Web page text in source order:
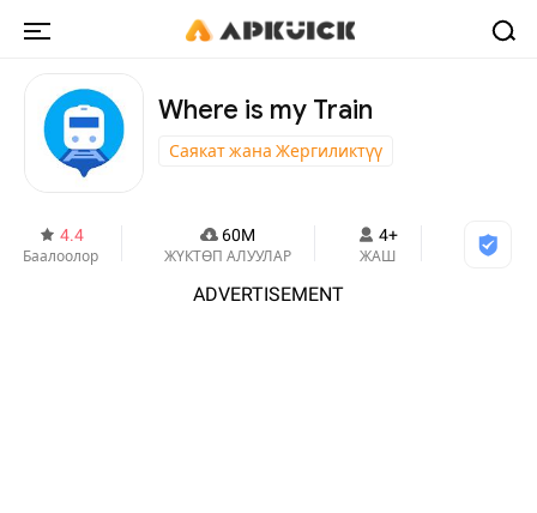
Where is my Train
Саякат жана Жергиликтүү
4.4
Баалоолор
60M
ЖҮКТӨП АЛУУЛАР
4+
ЖАШ
ADVERTISEMENT